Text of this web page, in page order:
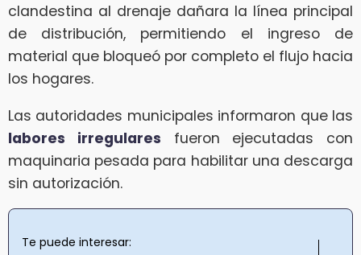
clandestina al drenaje dañara la línea principal
de distribución, permitiendo el ingreso de
material que bloqueó por completo el flujo hacia
los hogares.
Las autoridades municipales informaron que las
labores irregulares fueron ejecutadas con
maquinaria pesada para habilitar una descarga
sin autorización.
Te puede interesar: